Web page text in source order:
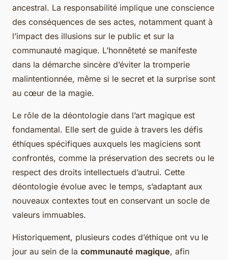
ancestral. La responsabilité implique une conscience
des conséquences de ses actes, notamment quant à
l’impact des illusions sur le public et sur la
communauté magique. L’honnêteté se manifeste
dans la démarche sincère d’éviter la tromperie
malintentionnée, même si le secret et la surprise sont
au cœur de la magie.
Le rôle de la déontologie dans l’art magique est
fondamental. Elle sert de guide à travers les défis
éthiques spécifiques auxquels les magiciens sont
confrontés, comme la préservation des secrets ou le
respect des droits intellectuels d’autrui. Cette
déontologie évolue avec le temps, s’adaptant aux
nouveaux contextes tout en conservant un socle de
valeurs immuables.
Historiquement, plusieurs codes d’éthique ont vu le
jour au sein de la communauté magique, afin